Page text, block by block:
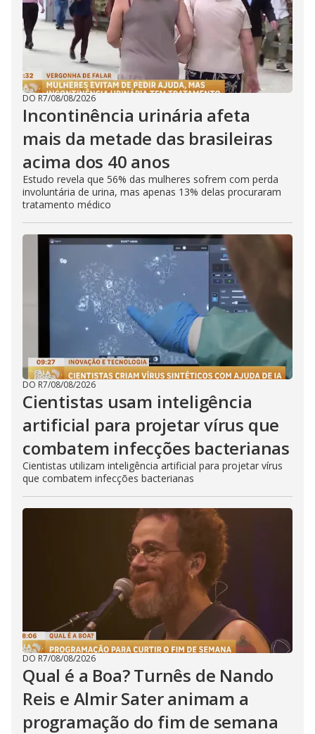
DO R7/08/08/2026
Incontinência urinária afeta
mais da metade das brasileiras
acima dos 40 anos
Estudo revela que 56% das mulheres sofrem com perda
involuntária de urina, mas apenas 13% delas procuraram
tratamento médico
DO R7/08/08/2026
Cientistas usam inteligência
artificial para projetar vírus que
combatem infecções bacterianas
Cientistas utilizam inteligência artificial para projetar vírus
que combatem infecções bacterianas
DO R7/08/08/2026
Qual é a Boa? Turnês de Nando
Reis e Almir Sater animam a
programação do fim de semana